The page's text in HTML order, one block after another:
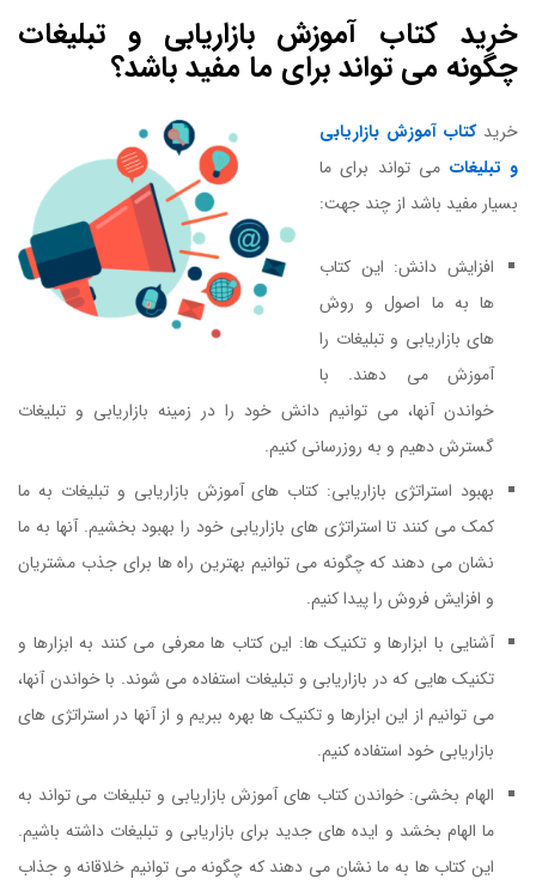
خرید کتاب آموزش بازاریابی و تبلیغات
چگونه می تواند برای ما مفید باشد؟
خریدکتاب آموزش بازاریابی
و تبلیغات می تواند برای ما
بسیار مفید باشد از چند جهت:
افزایش دانش: این کتاب
ها به ما اصول و روش
های بازاریابی و تبلیغات را
آموزش می دهند. با
خواندن آنها، می توانیم دانش خود را در زمینه بازاریابی و تبلیغات
گسترش دهیم و به روزرسانی کنیم.
بهبود استراتژی بازاریابی: کتاب های آموزش بازاریابی و تبلیغات به ما
کمک می کنند تا استراتژی های بازاریابی خود را بهبود بخشیم. آنها به ما
نشان می دهند که چگونه می توانیم بهترین راه ها برای جذب مشتریان
و افزایش فروش را پیدا کنیم.
آشنایی با ابزارها و تکنیک ها: این کتاب ها معرفی می کنند به ابزارها و
تکنیک هایی که در بازاریابی و تبلیغات استفاده می شوند. با خواندن آنها،
می توانیم از این ابزارها و تکنیک ها بهره ببریم و از آنها در استراتژی های
بازاریابی خود استفاده کنیم.
الهام بخشی: خواندن کتاب های آموزش بازاریابی و تبلیغات می تواند به
ما الهام بخشد و ایده های جدید برای بازاریابی و تبلیغات داشته باشیم.
این کتاب ها به ما نشان می دهند که چگونه می توانیم خلاقانه و جذاب